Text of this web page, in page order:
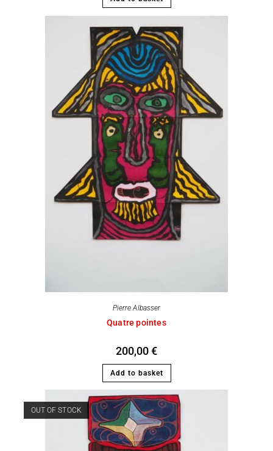
Pierre Albasser
Quatre pointes
200,00€
Add to basket
OUT OF STOCK